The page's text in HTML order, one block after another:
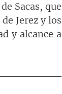
Sacas, que
Jerez y los
y alcance a